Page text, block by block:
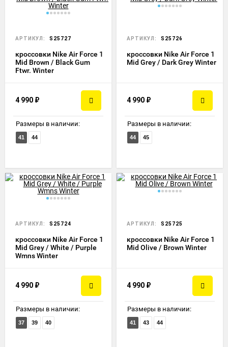
АРТИКУЛ: S25727
кроссовки Nike Air Force 1
Mid Brown / Black Gum
Ftwr. Winter
4 990 ₽
Размеры в наличии:
41 44
АРТИКУЛ: S25726
кроссовки Nike Air Force 1
Mid Grey / Dark Grey Winter
4 990 ₽
Размеры в наличии:
44 45
АРТИКУЛ: S25724
кроссовки Nike Air Force 1
Mid Grey / White / Purple
Wmns Winter
4 990 ₽
Размеры в наличии:
37 39 40
АРТИКУЛ: S25725
кроссовки Nike Air Force 1
Mid Olive / Brown Winter
4 990 ₽
Размеры в наличии:
41 43 44